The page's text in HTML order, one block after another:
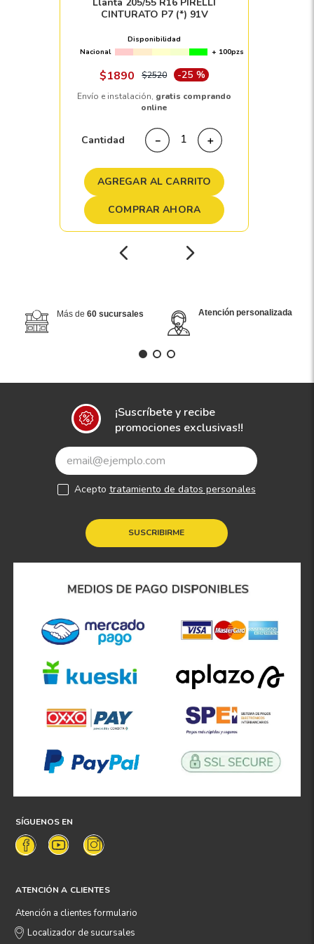
CINTURATO P7 (*) 91V
Disponibilidad
Nacional
+ 100pzs
$1890 $2520 -25 %
Envío e instalación, gratis comprando
online
Cantidad ＋
－
AGREGAR AL CARRITO
COMPRAR AHORA
Más de 60 sucursales Atención personalizada
¡Suscríbete y recibe
promociones exclusivas!!
SUSCRIBIRME
Acepto tratamiento de datos personales
SÍGUENOS EN
ATENCIÓN A CLIENTES
Atención a clientes formulario
Localizador de sucursales